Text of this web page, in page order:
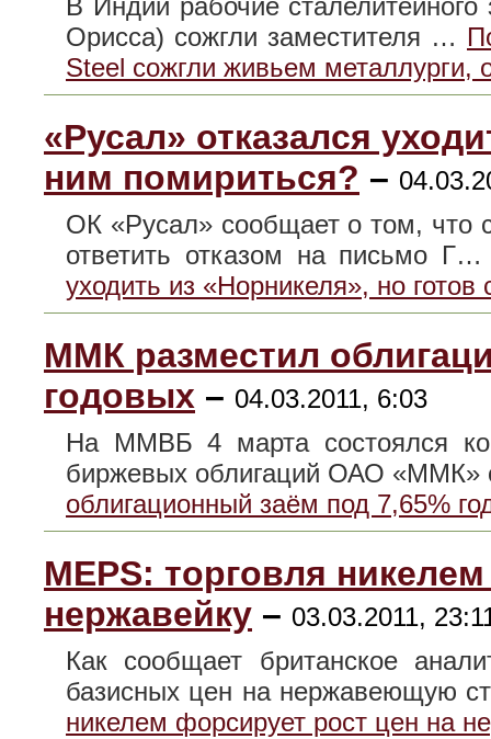
В Индии рабочие
Орисса) сожгли заместителя …
Steel сожгли живьем металлурги,
«Русал» отказался
ним помириться? –
ОК «Русал» сообщает о том, что
ответить отказом на письмо
уходить из «Норникеля», но
ММК разместил
годовых – 04.03.2011, 6:03
На ММВБ 4 марта состоялся
биржевых облигаций ОАО
облигационный заём под 7,65%
MEPS: торговля
нержавейку – 03.03.2011,
Как сообщает британское
базисных цен на нержавеющую
никелем форсирует рост цен на